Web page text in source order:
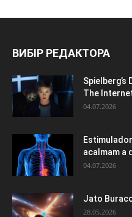
ВИБІР РЕДАКТОРА
Spielberg’s
The
04.07.2026
acalmam a
04.07.2026
Jato
28.05.2026